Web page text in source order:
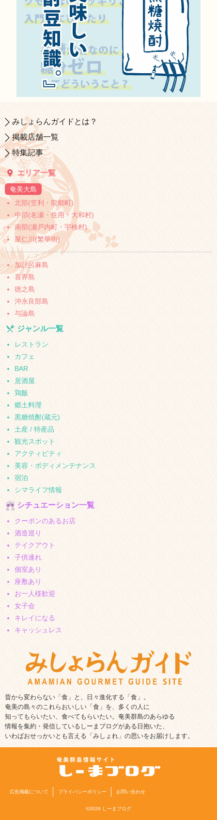
みしょらんガイドとは？
掲載店舗一覧
特集記事
エリア一覧
奄美大島
北部(笠利・龍郷町)
中部(名瀬・住用・大和村)
南部(瀬戸内町・宇検村)
屋仁川(繁華街)
加計呂麻島
喜界島
徳之島
沖永良部島
与論島
ジャンル一覧
レストラン
カフェ
BAR
居酒屋
鶏飯
郷土料理
黒糖焼酎(蔵元)
土産 / 特産品
観光スポット
アクティビティ
美容・ボディメンテナンス
宿泊
シマライフ情報
シチュエーション一覧
クーポンのあるお店
酒造巡り
テイクアウト
子供連れ
個室あり
座敷あり
お一人様歓迎
女子会
キレイになる
キャッシュレス
昔から変わらない「食」と、日々進化する「食」。
奄美の島々のこれらおいしい「食」を、多くの人に
知ってもらいたい、食べてもらいたい。奄美群島のあらゆる
情報を集約・発信しているしーまブログがある日抱いた、
いわばおせっかいとも言える「みしょれ」の思いをお届けします。
広告掲載について プライバシーポリシー お問い合わせ
©2026 しーまブログ